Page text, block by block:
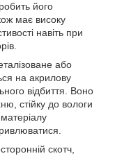
його
має високу
навіть при
або
на акрилову
відбиття. Воно
стійку до вологи
скотч,